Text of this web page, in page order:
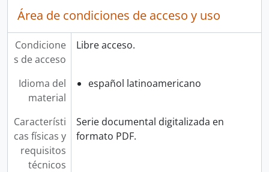
Área de condiciones de acceso y uso
Condicione
s de acceso
Libre acceso.
Idioma del
material
español latinoamericano
Característi
cas físicas y
requisitos
técnicos
Serie documental digitalizada en
formato PDF.